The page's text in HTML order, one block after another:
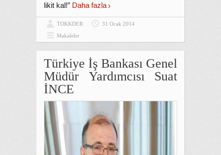
likit kal!” Daha fazla
TOKKDER
31 Ocak 2014
Makaleler
Türkiye İş Bankası Genel
Müdür Yardımcısı Suat
İNCE